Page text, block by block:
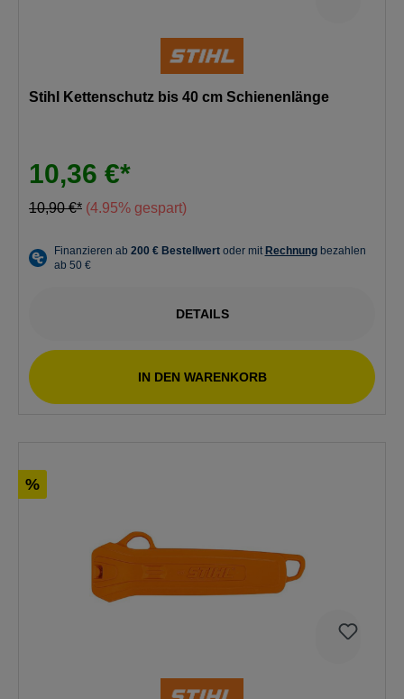
Stihl Kettenschutz bis 40 cm Schienenlänge
10,36 €*
10,90 €* (4.95% gespart)
DETAILS
IN DEN WARENKORB
%